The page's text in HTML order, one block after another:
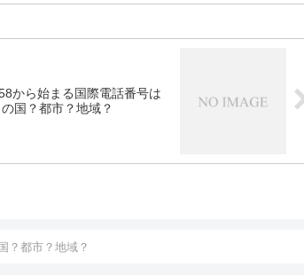
から始まる国際電話番号は
の国？都市？地域？
？都市？地域？